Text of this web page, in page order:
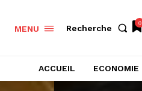
MENU Recherche
0
ACCUEIL ECONOMIE